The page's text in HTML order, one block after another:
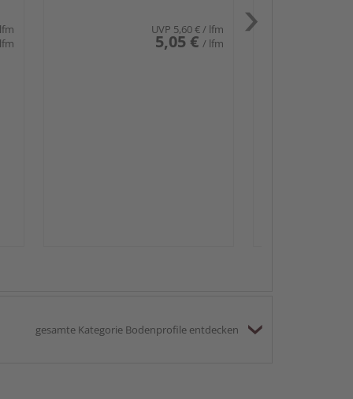
UVP 5,60 €/ lfm
5,05 € / lfm
gesamte Kategorie Bodenprofile entdecken